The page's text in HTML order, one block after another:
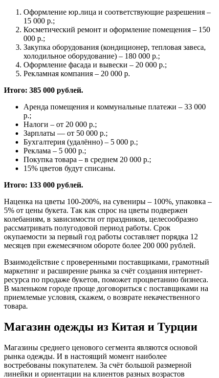
Оформление юр.лица и соответствующие разрешения –
15 000 р.;
Косметический ремонт и оформление помещения – 150
000 р.;
Закупка оборудования (кондиционер, тепловая завеса,
холодильное оборудование) – 180 000 р.;
Оформление фасада и вывески – 20 000 р.;
Рекламная компания – 20 000 р.
Итого: 385 000 рублей.
Аренда помещения и коммунальные платежи – 33 000
р.;
Налоги – от 20 000 р.;
Зарплаты — от 50 000 р.;
Бухгалтерия (удалённо) – 5 000 р.;
Реклама – 5 000 р.;
Покупка товара – в среднем 20 000 р.;
15% цветов будут списаны.
Итого: 133 000 рублей.
Наценка на цветы 100-200%, на сувениры – 100%, упаковка –
5% от цены букета. Так как спрос на цветы подвержен
колебаниям, в зависимости от праздников, целесообразно
рассматривать полугодовой период работы. Срок
окупаемости за первый год работы составляет порядка 12
месяцев при ежемесячном обороте более 200 000 рублей.
Взаимодействие с проверенными поставщиками, грамотный
маркетинг и расширение рынка за счёт создания интернет-
ресурса по продаже букетов, поможет процветанию бизнеса.
В маленьком городе проще договориться с поставщиками на
приемлемые условия, скажем, о возврате некачественного
товара.
Магазин одежды из Китая и Турции
Магазины среднего ценового сегмента являются основой
рынка одежды. И в настоящий момент наиболее
востребованы покупателем. За счёт большой размерной
линейки и ориентации на клиентов разных возрастов